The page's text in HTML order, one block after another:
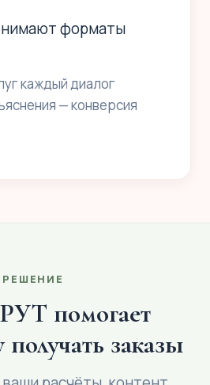
форматы
каждый диалог
— конверсия
РЕШЕНИЕ
помогает
получать заказы